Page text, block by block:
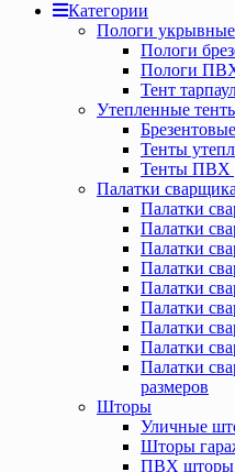
Категории
Пологи укрывные
Пологи
Пологи
Тент
Утепленные
Тенты
Тенты ПВХ
Палатки
Палатки
Палатки
Палатки
Палатки
Палатки
Палатки
Палатки
Палатки
Палатки
размеров
Шторы
Уличные
Шторы
ПВХ шторы